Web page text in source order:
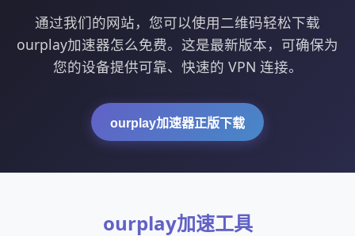
通过我们的网站，您可以使用二维码轻松下载
ourplay加速器怎么免费。这是最新版本，可确保为
您的设备提供可靠、快速的 VPN 连接。
ourplay加速器正版下载
ourplay加速工具